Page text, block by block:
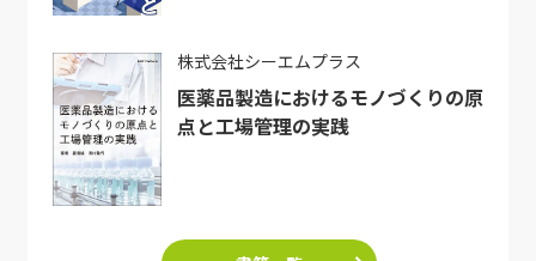
株式会社シーエムプラス
医薬品製造におけるモノづくりの原
点と工場管理の実践